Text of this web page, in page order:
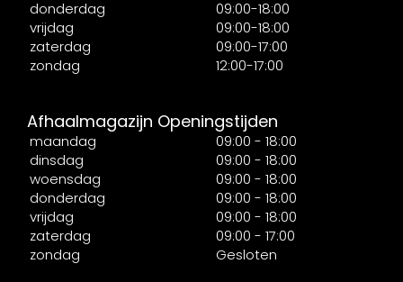
donderdag
09:00-18:00
vrijdag
09:00-18:00
zaterdag
09:00-17:00
zondag
12:00-17:00
Afhaalmagazijn Openingstijden
maandag
09:00 - 18:00
dinsdag
09:00 - 18:00
woensdag
09:00 - 18:00
donderdag
09:00 - 18:00
vrijdag
09:00 - 18:00
zaterdag
09:00 - 17:00
zondag
Gesloten